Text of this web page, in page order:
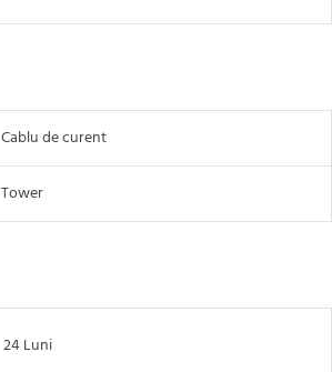
Cablu de curent
Tower
24 Luni